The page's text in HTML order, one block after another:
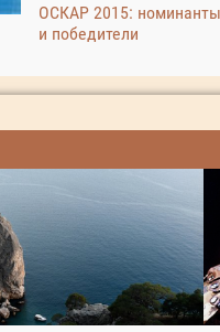
ОСКАР 2015: номинанты
и победители